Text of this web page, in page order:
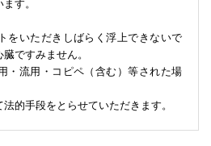
す。
をいただきしばらく浮上できないで
ですみません。
・流用・コピペ（含む）等された場
的手段をとらせていただきます。